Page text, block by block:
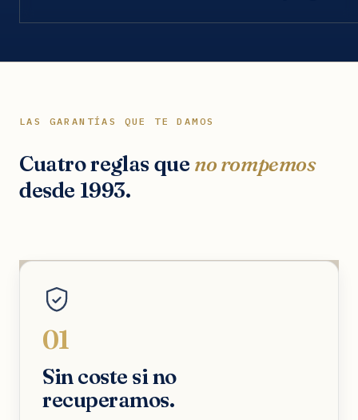
LAS GARANTÍAS QUE TE DAMOS
Cuatro reglas que no rompemos
desde 1993.
01
Sin coste si no
recuperamos.